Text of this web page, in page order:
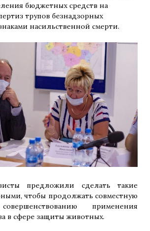
бюджетных средств на
трупов безнадзорных
насильственной смерти.
предложили сделать такие
чтобы продолжать совместную
применения
в сфере защиты животных.